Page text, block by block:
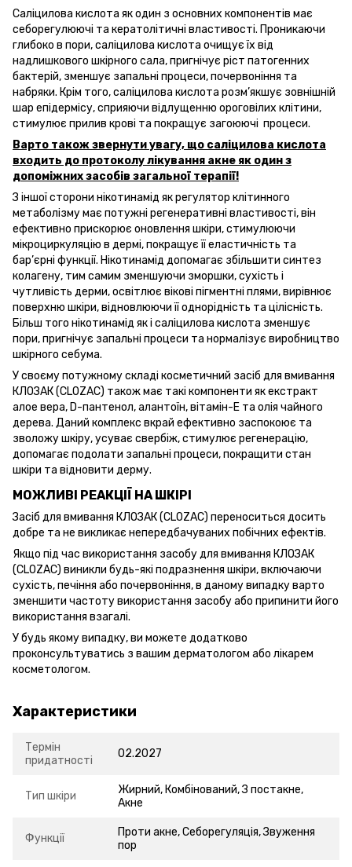
Саліцилова кислота як один з основних компонентів має
себорегулюючі та кератолітичні властивості. Проникаючи
глибоко в пори, саліцилова кислота очищує їх від
надлишкового шкірного сала, пригнічує ріст патогенних
бактерій, зменшує запальні процеси, почервоніння та
набряки. Крім того, саліцилова кислота розм’якшує зовнішній
шар епідермісу, сприяючи відлущенню ороговілих клітини,
стимулює прилив крові та покращує загоюючі процеси.
Варто також звернути увагу, що саліцилова кислота
входить до протоколу лікування акне як один з
допоміжних засобів загальної терапії!
З іншої сторони нікотинамід як регулятор клітинного
метаболізму має потужні регенеративні властивості, він
ефективно прискорює оновлення шкіри, стимулюючи
мікроциркуляцію в дермі, покращує її еластичність та
бар’єрні функції. Нікотинамід допомагає збільшити синтез
колагену, тим самим зменшуючи зморшки, сухість і
чутливість дерми, освітлює вікові пігментні плями, вирівнює
поверхню шкіри, відновлюючи її однорідність та цілісність.
Більш того нікотинамід як і саліцилова кислота зменшує
пори, пригнічує запальні процеси та нормалізує виробництво
шкірного себума.
У своєму потужному складі косметичний засіб для вмивання
КЛОЗАК (CLOZAC) також має такі компоненти як екстракт
алое вера, D-пантенол, алантоїн, вітамін-Е та олія чайного
дерева. Даний комплекс вкрай ефективно заспокоює та
зволожу шкіру, усуває свербіж, стимулює регенерацію,
допомагає подолати запальні процеси, покращити стан
шкіри та відновити дерму.
МОЖЛИВІ РЕАКЦІЇ НА ШКІРІ
Засіб для вмивання КЛОЗАК (CLOZAC) переноситься досить
добре та не викликає непередбачуваних побічних ефектів.
Якщо під час використання засобу для вмивання КЛОЗАК
(CLOZAC) виникли будь-які подразнення шкіри, включаючи
сухість, печіння або почервоніння, в даному випадку варто
зменшити частоту використання засобу або припинити його
використання взагалі.
У будь якому випадку, ви можете додатково
проконсультуватись з вашим дерматологом або лікарем
косметологом.
Характеристики
Термін
придатності
02.2027
Тип шкіри
Жирний, Комбінований, З постакне,
Акне
Функції
Проти акне, Себорегуляція, Звуження
пор